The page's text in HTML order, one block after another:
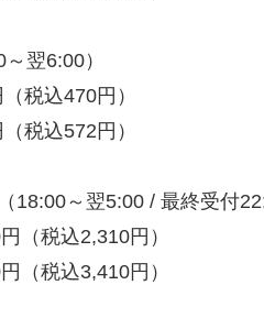
翌6:00）
税込470円）
税込572円）
18:00～翌5:00 / 最終受付
（税込2,310円）
（税込3,410円）